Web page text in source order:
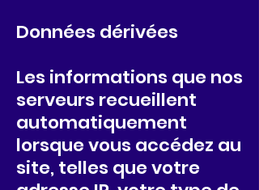
Données dérivées
Les informations que nos
serveurs recueillent
automatiquement
lorsque vous accédez au
site, telles que votre